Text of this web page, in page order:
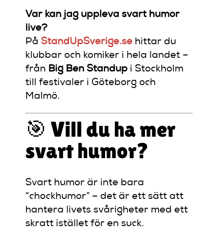
Var kan jag uppleva svart humor
live?
På StandUpSverige.se hittar du
klubbar och komiker i hela landet –
från Big Ben Standup i Stockholm
till festivaler i Göteborg och
Malmö.
🎯 Vill du ha mer
svart humor?
Svart humor är inte bara
“chockhumor” – det är ett sätt att
hantera livets svårigheter med ett
skratt istället för en suck.